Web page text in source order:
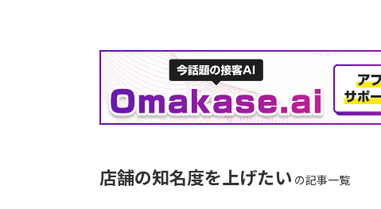
店舗の知名度を上げたい の記事一覧